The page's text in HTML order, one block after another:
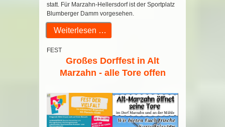
statt. Für Marzahn-Hellersdorf ist der Sportplatz
Blumberger Damm vorgesehen.
Weiterlesen …
FEST
Großes Dorffest in Alt
Marzahn - alle Tore offen